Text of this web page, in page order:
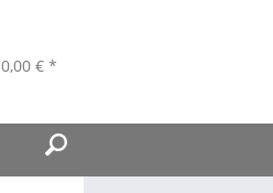
0,00 € *